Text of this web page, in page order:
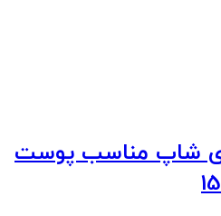
شاپ مناسب پوست